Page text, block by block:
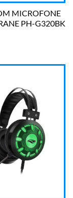
MICROFONE
PH-G320BK